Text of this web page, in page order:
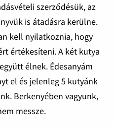
szerződésük, az
is átadásra kerülne.
kell nyilatkoznia, hogy
értékesíteni. A két kutya
élnek. Édesanyám
el és jelenleg 5 kutyánk
Berkenyében vagyunk,
messze.